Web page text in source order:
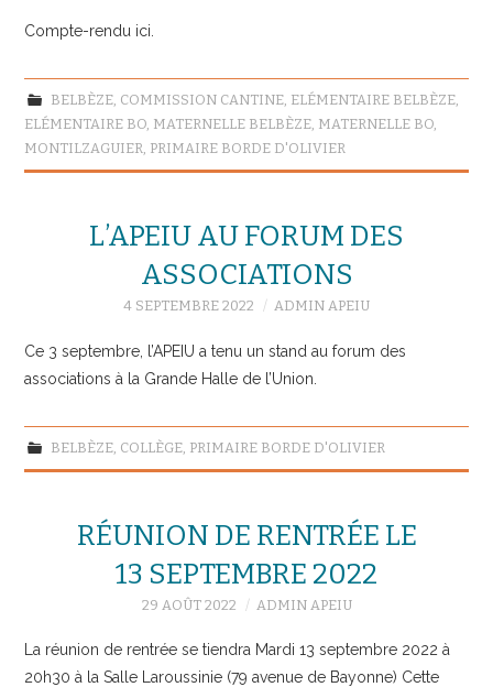
Compte-rendu ici.
BELBÈZE, COMMISSION CANTINE, ELÉMENTAIRE BELBÈZE,
ELÉMENTAIRE BO, MATERNELLE BELBÈZE, MATERNELLE BO,
MONTILZAGUIER, PRIMAIRE BORDE D'OLIVIER
L’APEIU AU FORUM DES
ASSOCIATIONS
4 SEPTEMBRE 2022 ADMIN APEIU
Ce 3 septembre, l’APEIU a tenu un stand au forum des
associations à la Grande Halle de l’Union.
BELBÈZE, COLLÈGE, PRIMAIRE BORDE D'OLIVIER
RÉUNION DE RENTRÉE LE
13 SEPTEMBRE 2022
29 AOÛT 2022 ADMIN APEIU
La réunion de rentrée se tiendra Mardi 13 septembre 2022 à
20h30 à la Salle Laroussinie (79 avenue de Bayonne) Cette